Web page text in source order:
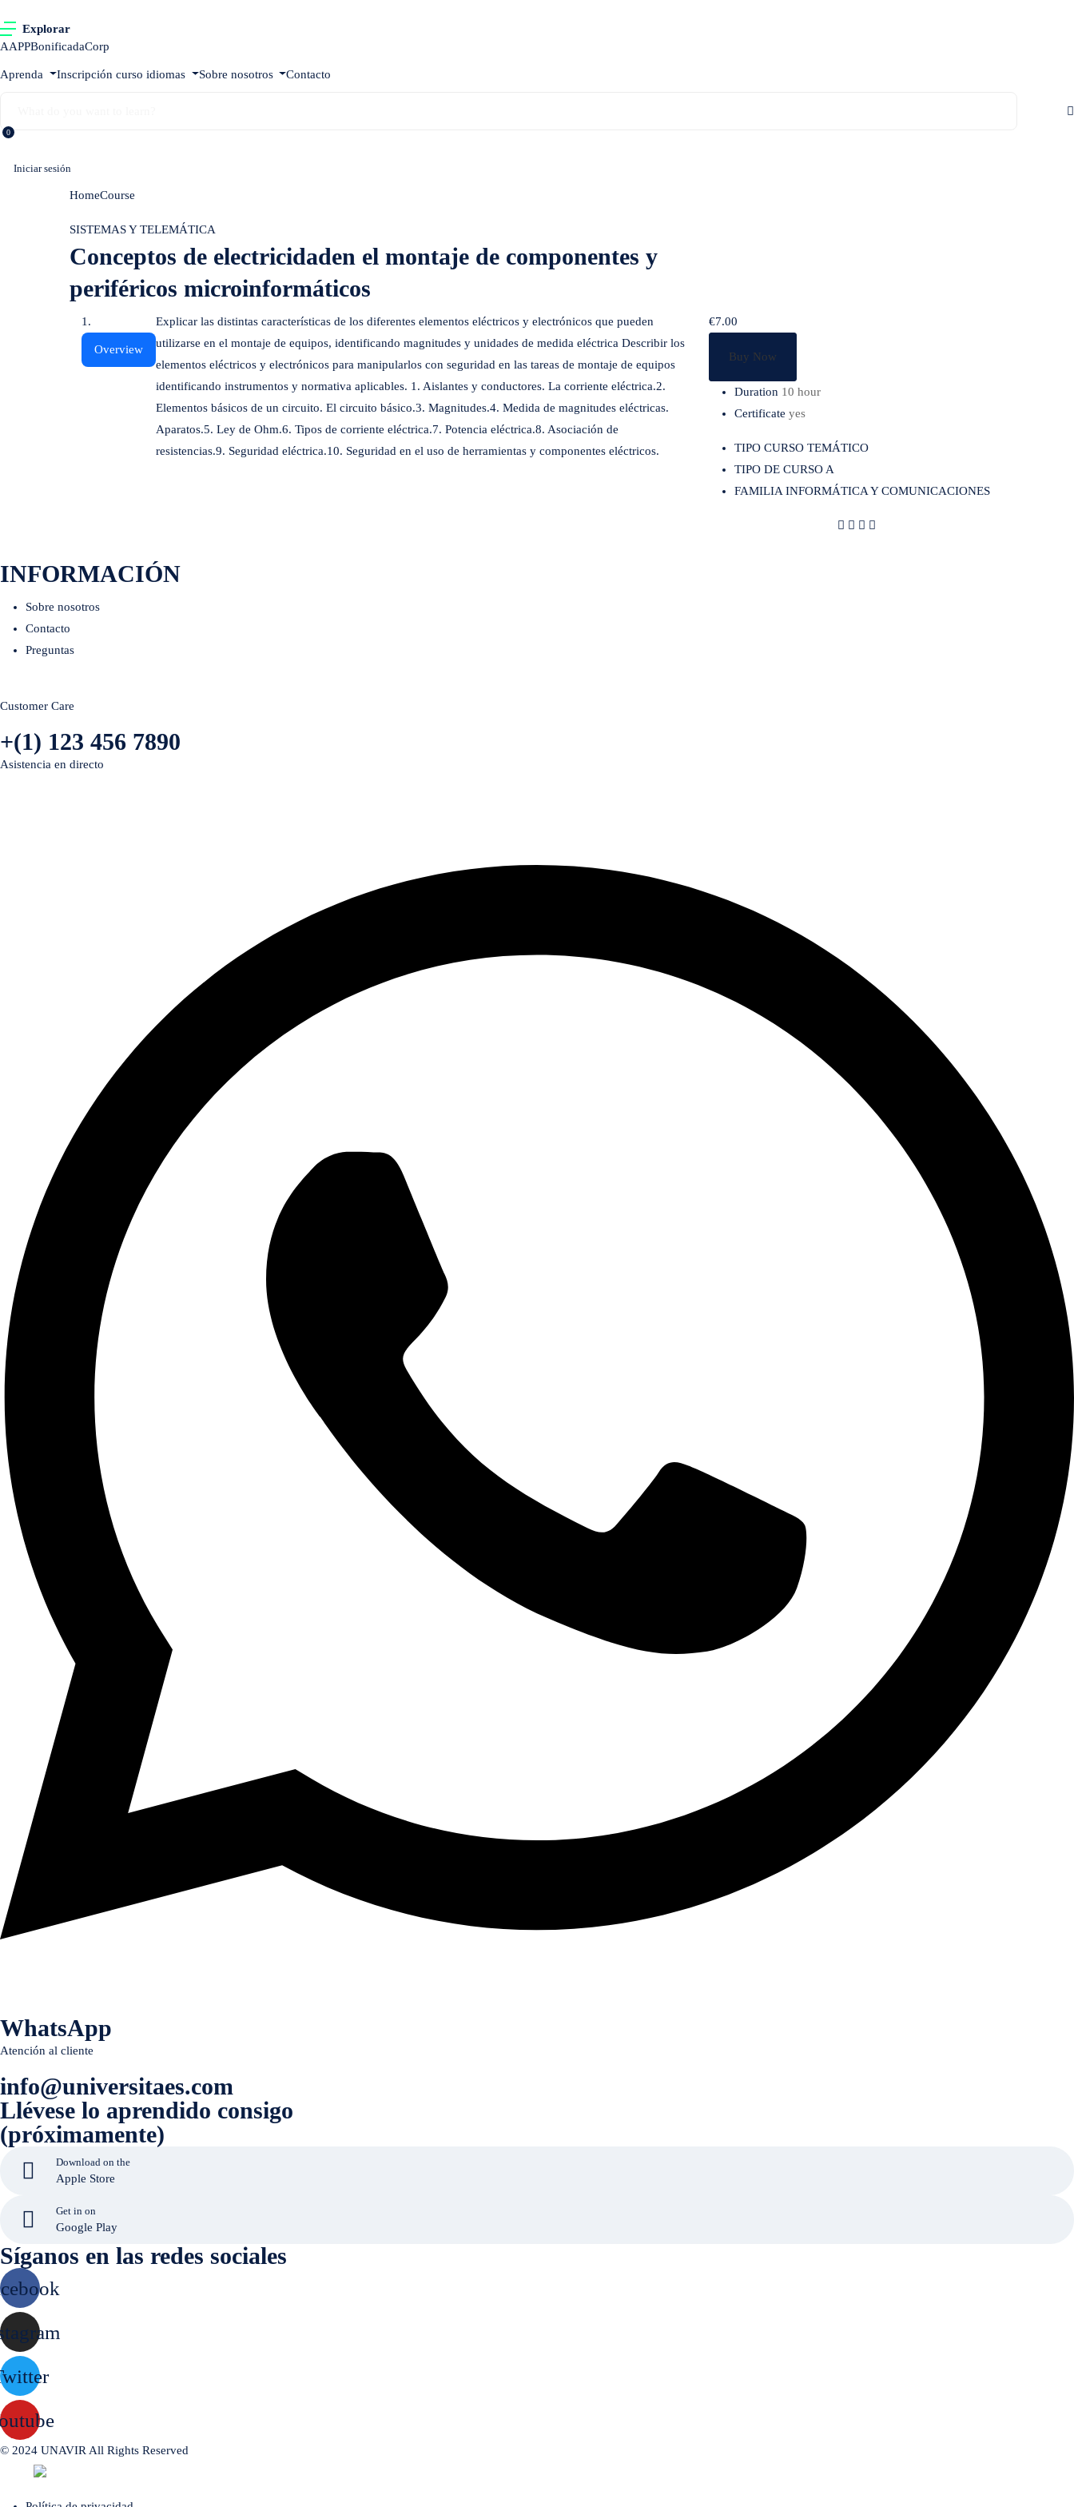
Explorar
AAPPBonificadaCorp
Aprenda Inscripción curso idiomas Sobre nosotros Contacto
0
Iniciar sesión
HomeCourse
SISTEMAS Y TELEMÁTICA
Conceptos de electricidaden el montaje de componentes y
periféricos microinformáticos
Overview
Explicar las distintas características de los diferentes elementos eléctricos y electrónicos que pueden
utilizarse en el montaje de equipos, identificando magnitudes y unidades de medida eléctrica Describir los
elementos eléctricos y electrónicos para manipularlos con seguridad en las tareas de montaje de equipos
identificando instrumentos y normativa aplicables. 1. Aislantes y conductores. La corriente eléctrica.2.
Elementos básicos de un circuito. El circuito básico.3. Magnitudes.4. Medida de magnitudes eléctricas.
Aparatos.5. Ley de Ohm.6. Tipos de corriente eléctrica.7. Potencia eléctrica.8. Asociación de
resistencias.9. Seguridad eléctrica.10. Seguridad en el uso de herramientas y componentes eléctricos.
€7.00
Buy Now
Duration 10 hour
Certificate yes
TIPO CURSO TEMÁTICO
TIPO DE CURSO A
FAMILIA INFORMÁTICA Y COMUNICACIONES
INFORMACIÓN
Sobre nosotros
Contacto
Preguntas
Customer Care
+(1) 123 456 7890
Asistencia en directo
WhatsApp
Atención al cliente
info@universitaes.com
Llévese lo aprendido consigo
(próximamente)
Download on the
Apple Store
Get in on
Google Play
Síganos en las redes sociales
© 2024 UNAVIR All Rights Reserved